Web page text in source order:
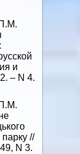
и
– N 4.
//
N 3.